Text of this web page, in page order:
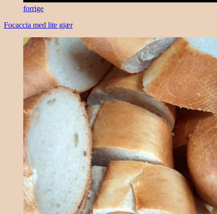
forrige
Focaccia med lite gjær